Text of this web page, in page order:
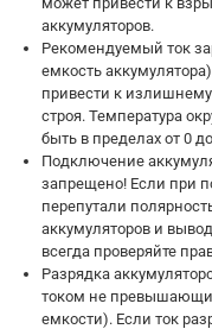
аккумуляторов.
Рекомендуемый ток
емкость
привести к излишнему
строя. Температура
быть в пределах от 0
Подключение
запрещено! Если при
перепутали
аккумуляторов и
всегда проверяйте
Разрядка
током не
емкости). Если ток